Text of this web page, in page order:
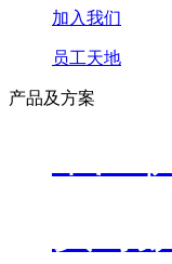
加入我们
员工天地
产品及方案